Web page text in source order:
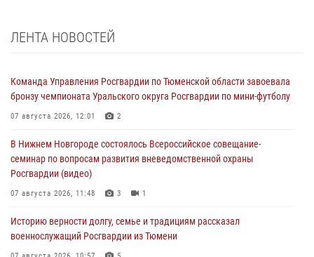
ЛЕНТА НОВОСТЕЙ
Команда Управления Росгвардии по Тюменской области завоевала
бронзу чемпионата Уральского округа Росгвардии по мини-футболу
07 августа 2026, 12:01 2
В Нижнем Новгороде состоялось Всероссийское совещание-
семинар по вопросам развития вневедомственной охраны
Росгвардии (видео)
07 августа 2026, 11:48 3 1
Историю верности долгу, семье и традициям рассказал
военнослужащий Росгвардии из Тюмени